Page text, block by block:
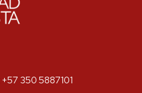
350 5887101